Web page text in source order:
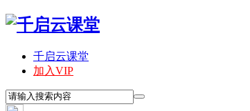
千启云课堂
加入VIP